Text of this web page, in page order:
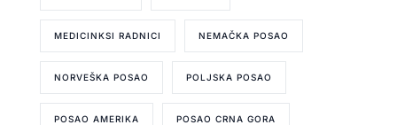
MEDICINKSI RADNICI NEMAČKA POSAO
NORVEŠKA POSAO POLJSKA POSAO
POSAO AMERIKA POSAO CRNA GORA